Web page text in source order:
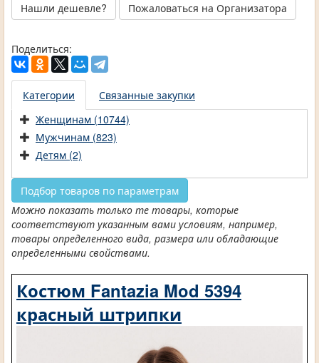
Нашли дешевле? Пожаловаться на Организатора
Поделиться:
Категории
Связанные закупки
Женщинам (10744)
Мужчинам (823)
Детям (2)
Подбор товаров по параметрам
Можно показать только те товары, которые
соответствуют указанным вами условиям, например,
товары определенного вида, размера или обладающие
определенными свойствами.
Костюм Fantazia Mod 5394
красный штрипки